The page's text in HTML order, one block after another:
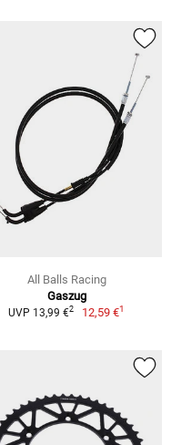
All Balls Racing
Gaszug
UVP 13,99 €2 12,59 €1